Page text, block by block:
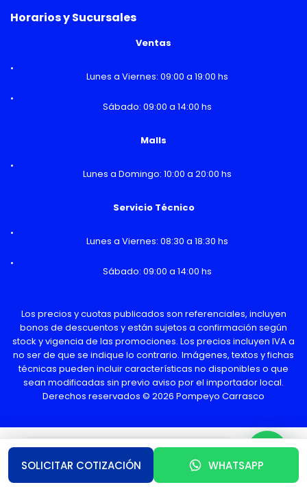
Horarios y Sucursales
Ventas
Lunes a Viernes: 09:00 a 19:00 hs
Sábado: 09:00 a 14:00 hs
Malls
Lunes a Domingo: 10:00 a 20:00 hs
Servicio Técnico
Lunes a Viernes: 08:30 a 18:30 hs
Sábado: 09:00 a 14:00 hs
Los precios y cuotas publicados son referenciales, incluyen
bonos de descuentos y están sujetos a confirmación según
stock y vigencia de las promociones. Los precios incluyen IVA a
no ser de que se indique lo contrario. Imágenes, textos y fichas
técnicas pueden incluir características no disponibles o que
sean modificadas sin previo aviso por el importador local.
Derechos reservados © 2026 Pompeyo Carrasco
¿Necesitas Ayuda o mas información?
SOLICITAR COTIZACIÓN WHATSAPP